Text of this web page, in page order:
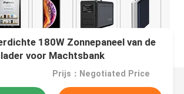
180W Zonnepaneel van de
voor Machtsbank
Prijs：Negotiated Price